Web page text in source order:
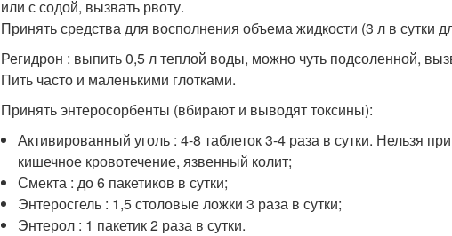
или с содой, вызвать рвоту.
Принять средства для восполнения объема жидкости (3 л в сутки
Регидрон : выпить 0,5 л теплой воды, можно чуть подсоленной,
Пить часто и маленькими глотками.
Принять энтеросорбенты (вбирают и выводят токсины):
Активированный уголь : 4-8 таблеток 3-4 раза в сутки. Нельзя
кишечное кровотечение, язвенный колит;
Смекта : до 6 пакетиков в сутки;
Энтеросгель : 1,5 столовые ложки 3 раза в сутки;
Энтерол : 1 пакетик 2 раза в сутки.